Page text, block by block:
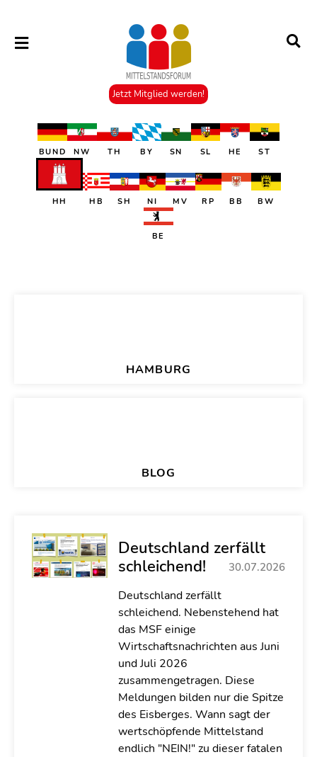
Jetzt Mitglied werden!
BUND NW TH BY SN SL HE ST
HH HB SH NI MV RP BB BW
BE
HAMBURG
BLOG
Deutschland zerfällt
schleichend!
30.07.2026
Deutschland zerfällt
schleichend. Nebenstehend hat
das MSF einige
Wirtschaftsnachrichten aus Juni
und Juli 2026
zusammengetragen. Diese
Meldungen bilden nur die Spitze
des Eisberges. Wann sagt der
wertschöpfende Mittelstand
endlich "NEIN!" zu dieser fatalen